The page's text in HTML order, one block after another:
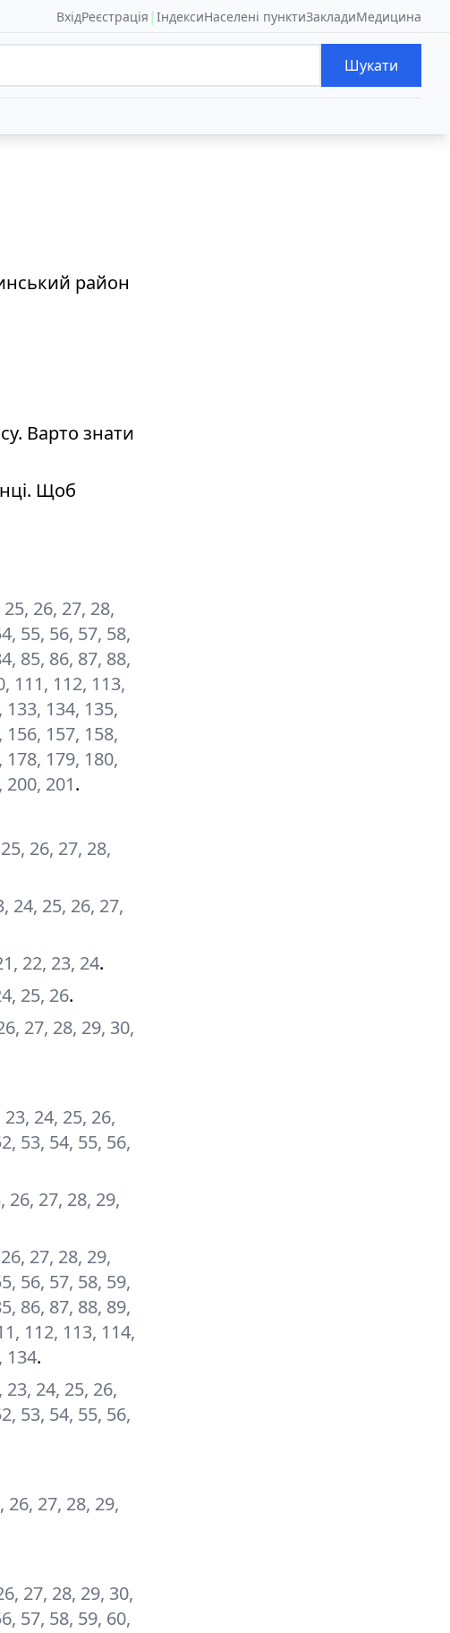
ВхідРеєстрація | ІндексиНаселені пунктиЗакладиМедицина
Шукати
район
Варто знати
Щоб
26, 27, 28,
55, 56, 57, 58,
85, 86, 87, 88,
111, 112, 113,
133, 134, 135,
156, 157, 158,
178, 179, 180,
201.
26, 27, 28,
24, 25, 26, 27,
22, 23, 24.
25, 26.
27, 28, 29, 30,
24, 25, 26,
53, 54, 55, 56,
26, 27, 28, 29,
27, 28, 29,
56, 57, 58, 59,
86, 87, 88, 89,
112, 113, 114,
134.
23, 24, 25, 26,
53, 54, 55, 56,
26, 27, 28, 29,
27, 28, 29, 30,
57, 58, 59, 60,